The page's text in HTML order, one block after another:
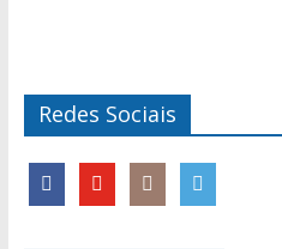
Redes Sociais